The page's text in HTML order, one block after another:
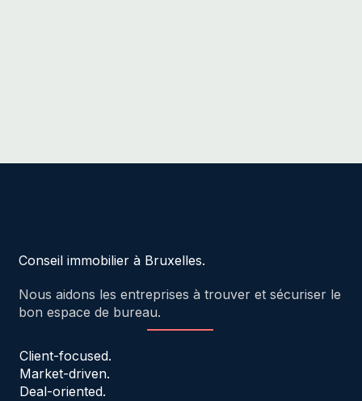
Conseil immobilier à Bruxelles.
Nous aidons les entreprises à trouver et sécuriser le
bon espace de bureau.
Client-focused.
Market-driven.
Deal-oriented.